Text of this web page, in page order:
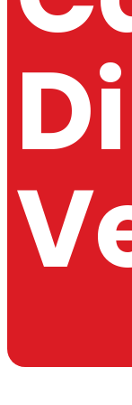
Di